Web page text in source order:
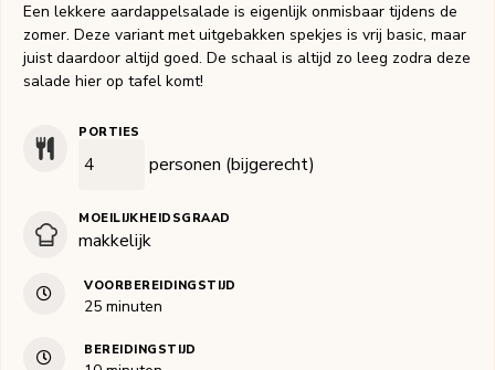
Een lekkere aardappelsalade is eigenlijk onmisbaar tijdens de
zomer. Deze variant met uitgebakken spekjes is vrij basic, maar
juist daardoor altijd goed. De schaal is altijd zo leeg zodra deze
salade hier op tafel komt!
PORTIES
personen (bijgerecht)
MOEILIJKHEIDSGRAAD
makkelijk
VOORBEREIDINGSTIJD
25minuten
minuten
BEREIDINGSTIJD